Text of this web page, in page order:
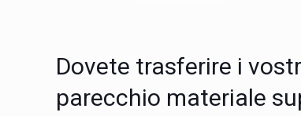
Dovete trasferire i
parecchio materiale